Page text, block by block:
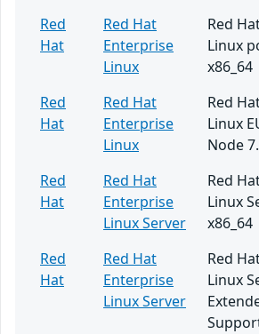
Red
Hat
Red Hat
Enterprise
Linux
Red
Linux
x86_64
Red
Hat
Red Hat
Enterprise
Linux
Red
Linux
Node
Red
Hat
Red Hat
Enterprise
Linux Server
Red
Linux
x86_64
Red
Hat
Red Hat
Enterprise
Linux Server
Red
Linux